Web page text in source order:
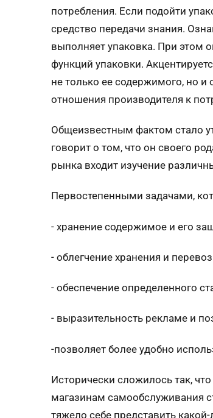
потребления. Если подойти
средство передачи знания.
выполняет упаковка. При этом
функций упаковки.
не только ее содержимого, но
отношения производителя к
Общеизвестным фактом стало
говорит о том, что он своего
рынка входит изучение
Первостепенными задачами,
- хранение содержимое и его
- облегчение хранения и
- обеспечение определенного
- выразительность рекламе и
-позволяет более удобно
Исторически сложилось так,
магазинам самообслуживания
тяжело себе представить